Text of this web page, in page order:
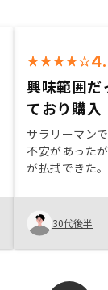
興味範囲だ
ており購入
サラリーマン
不安があった
が払拭できた
囲だと理解す
他の投資商品
性が更にます
30代後半